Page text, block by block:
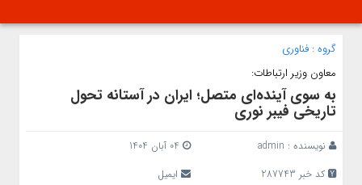
گروه : فناوری
معاون وزیر ارتباطات:
به سوی آینده‌ای متصل؛ ایران در آستانه تحول
تاریخی فیبر نوری
نویسنده : admin
کد خبر 287743
ایمیل